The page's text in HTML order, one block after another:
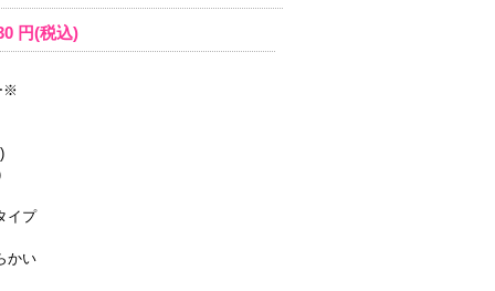
円(税込)
※
イプ
かい